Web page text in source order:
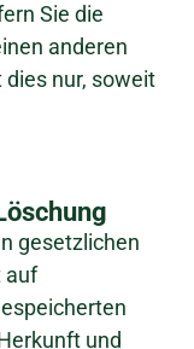
Sie die
anderen
nur, soweit
gesetzlichen
auf
und